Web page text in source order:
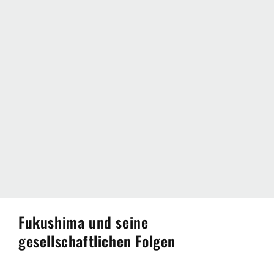
Fukushima und seine
gesellschaftlichen Folgen